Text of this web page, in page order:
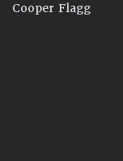
Cooper Flagg